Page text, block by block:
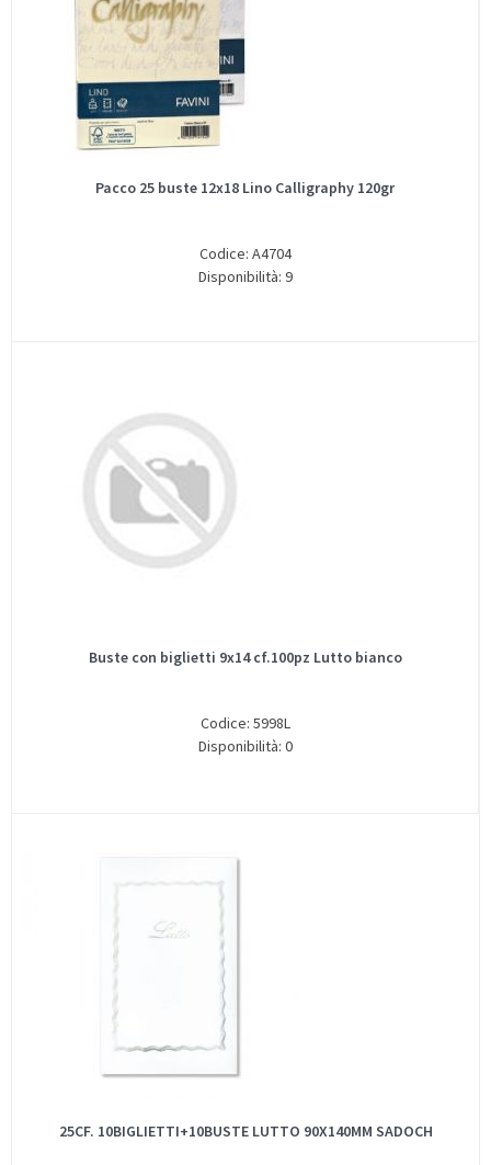
Pacco 25 buste 12x18 Lino Calligraphy 120gr
Codice: A4704
Disponibilità: 9
Buste con biglietti 9x14 cf.100pz Lutto bianco
Codice: 5998L
Disponibilità: 0
25CF. 10BIGLIETTI+10BUSTE LUTTO 90X140MM SADOCH